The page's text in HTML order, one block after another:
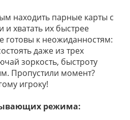
находить парные карты с
хватать их быстрее
готовы к неожиданностям:
даже из трех
зоркость, быстроту
Пропустили момент?
игроку!
режима: